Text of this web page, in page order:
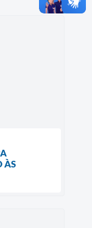
ÀS